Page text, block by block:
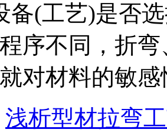
(工艺)是否选
序不同，折
对材料的敏
浅析型材拉弯